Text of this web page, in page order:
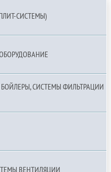
СИСТЕМЫ)
СИСТЕМЫ ФИЛЬТРАЦИИ
ВЕНТИЛЯЦИИ